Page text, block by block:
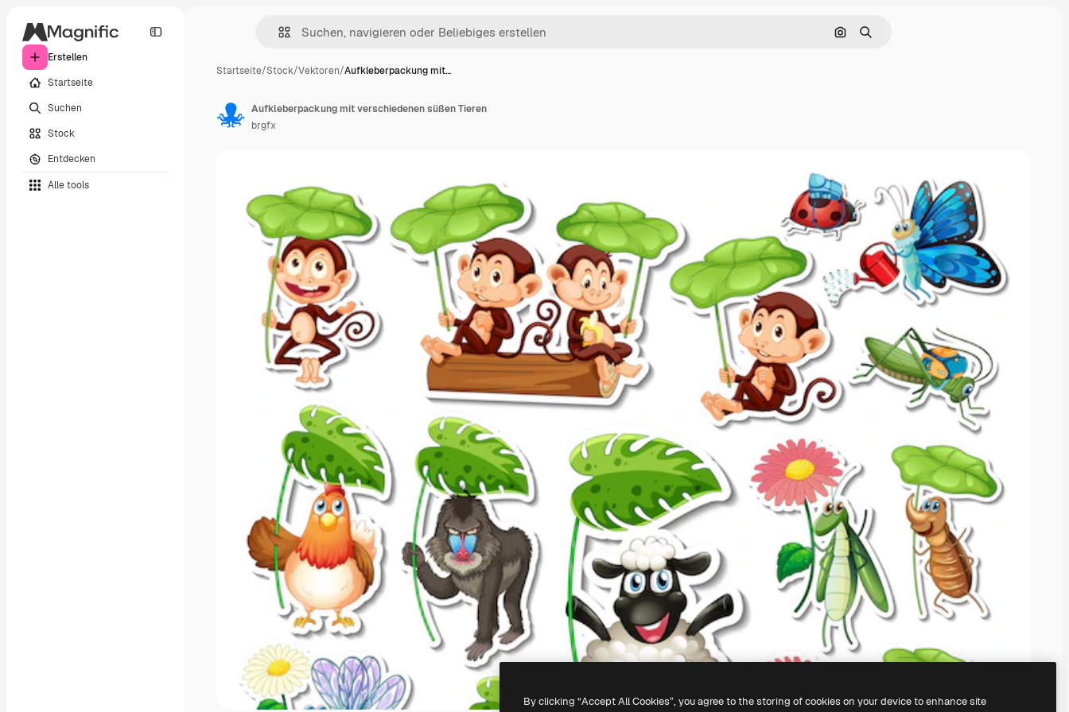
Erstellen
Startseite
Suchen
Stock
Entdecken
Alle tools
Nach Bild suchen
Suchen
Startseite/Stock/Vektoren/Aufkleberpackung mit…
Aufkleberpackung mit verschiedenen süßen Tieren
brgfx
By clicking “Accept All Cookies”, you agree to the storing of cookies on your device to enhance site